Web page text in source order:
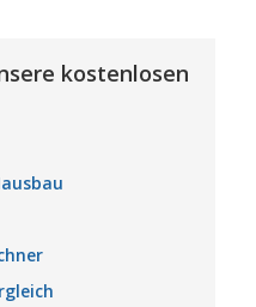
kostenlosen